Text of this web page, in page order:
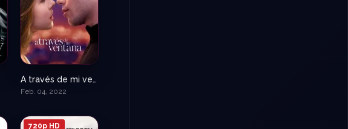
5.5A través de mi ventana
Feb. 04, 2022
720p HD